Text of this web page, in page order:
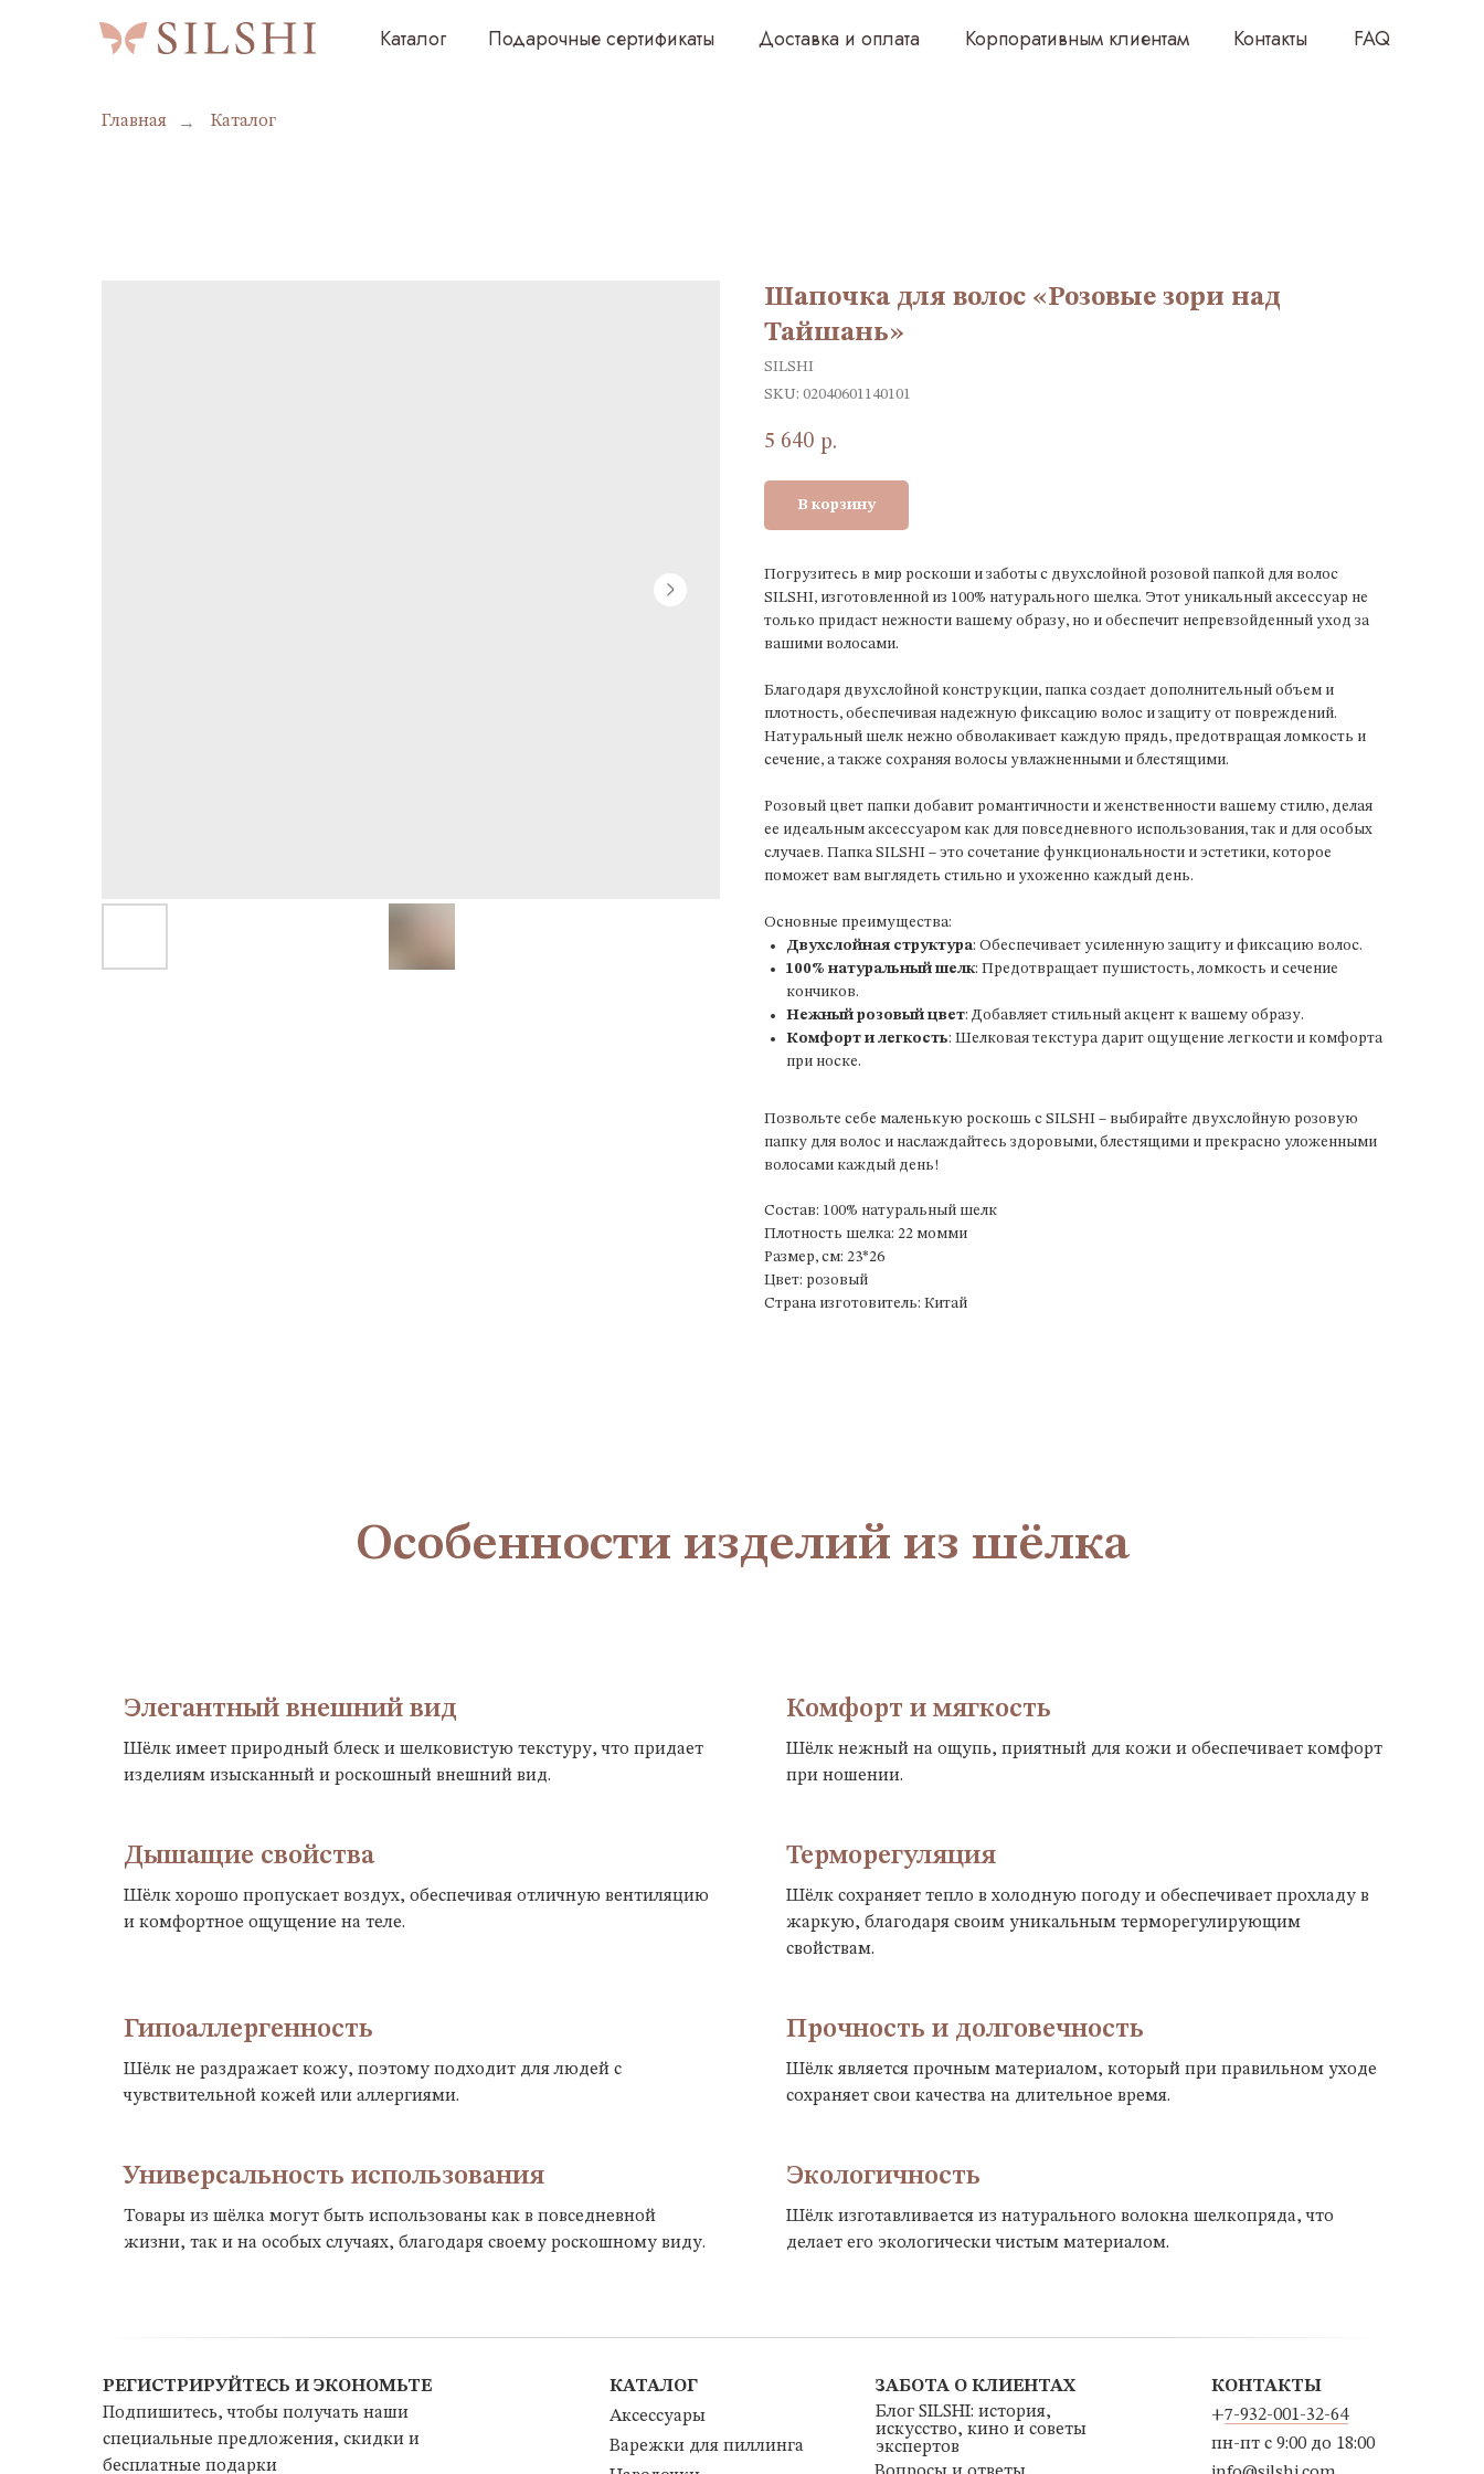
Подарочные сертификаты FAQ
Контакты
Корпоративным клиентам
Доставка и оплата
Каталог
Главная → Каталог
Шапочка для волос «Розовые зори над
Тайшань»
SILSHI
SKU: 02040601140101
5 640 р.
В корзину
Погрузитесь в мир роскоши и заботы с двухслойной розовой папкой для волос
SILSHI, изготовленной из 100% натурального шелка. Этот уникальный аксессуар не
только придаст нежности вашему образу, но и обеспечит непревзойденный уход за
вашими волосами.
Благодаря двухслойной конструкции, папка создает дополнительный объем и
плотность, обеспечивая надежную фиксацию волос и защиту от повреждений.
Натуральный шелк нежно обволакивает каждую прядь, предотвращая ломкость и
сечение, а также сохраняя волосы увлажненными и блестящими.
Розовый цвет папки добавит романтичности и женственности вашему стилю, делая
ее идеальным аксессуаром как для повседневного использования, так и для особых
случаев. Папка SILSHI – это сочетание функциональности и эстетики, которое
поможет вам выглядеть стильно и ухоженно каждый день.
Основные преимущества:
Двухслойная структура: Обеспечивает усиленную защиту и фиксацию волос.
100% натуральный шелк: Предотвращает пушистость, ломкость и сечение
кончиков.
Нежный розовый цвет: Добавляет стильный акцент к вашему образу.
Комфорт и легкость: Шелковая текстура дарит ощущение легкости и комфорта
при носке.
Позвольте себе маленькую роскошь с SILSHI – выбирайте двухслойную розовую
папку для волос и наслаждайтесь здоровыми, блестящими и прекрасно уложенными
волосами каждый день!
Состав: 100% натуральный шелк
Плотность шелка: 22 момми
Размер, см: 23*26
Цвет: розовый
Страна изготовитель: Китай
Особенности изделий из шёлка
Элегантный внешний вид
Шёлк имеет природный блеск и шелковистую текстуру, что придает
изделиям изысканный и роскошный внешний вид.
Комфорт и мягкость
Шёлк нежный на ощупь, приятный для кожи и обеспечивает комфорт
при ношении.
Дышащие свойства
Шёлк хорошо пропускает воздух, обеспечивая отличную вентиляцию
и комфортное ощущение на теле.
Терморегуляция
Шёлк сохраняет тепло в холодную погоду и обеспечивает прохладу в
жаркую, благодаря своим уникальным терморегулирующим
свойствам.
Гипоаллергенность
Шёлк не раздражает кожу, поэтому подходит для людей с
чувствительной кожей или аллергиями.
Прочность и долговечность
Шёлк является прочным материалом, который при правильном уходе
сохраняет свои качества на длительное время.
Универсальность использования
Товары из шёлка могут быть использованы как в повседневной
жизни, так и на особых случаях, благодаря своему роскошному виду.
Экологичность
Шёлк изготавливается из натурального волокна шелкопряда, что
делает его экологически чистым материалом.
Блог SILSHI: история,
искусство, кино и советы
экспертов
ЗАБОТА О КЛИЕНТАХ
РЕГИСТРИРУЙТЕСЬ И ЭКОНОМЬТЕ
Подпишитесь, чтобы получать наши
специальные предложения, скидки и
бесплатные подарки
КОНТАКТЫ
+7-932-001-32-64
пн-пт с 9:00 до 18:00
КАТАЛОГ
Варежки для пиллинга
Аксессуары